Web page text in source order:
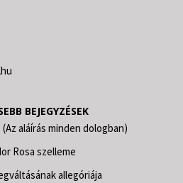
BEJEGYZÉSEK
aláírás minden dologban)
Rosa szelleme
allegóriája